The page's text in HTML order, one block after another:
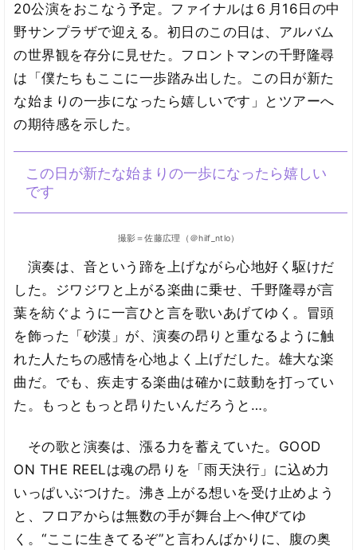
20公演をおこなう予定。ファイナルは６月16日の中
野サンプラザで迎える。初日のこの日は、アルバム
の世界観を存分に見せた。フロントマンの千野隆尋
は「僕たちもここに一歩踏み出した。この日が新た
な始まりの一歩になったら嬉しいです」とツアーへ
の期待感を示した。
この日が新たな始まりの一歩になったら嬉しい
です
撮影＝佐藤広理（＠hilf_ntlo）
演奏は、音という蹄を上げながら心地好く駆けだ
した。ジワジワと上がる楽曲に乗せ、千野隆尋が言
葉を紡ぐように一言ひと言を歌いあげてゆく。冒頭
を飾った「砂漠」が、演奏の昂りと重なるように触
れた人たちの感情を心地よく上げだした。雄大な楽
曲だ。でも、疾走する楽曲は確かに鼓動を打ってい
た。もっともっと昂りたいんだろうと…。
その歌と演奏は、漲る力を蓄えていた。GOOD
ON THE REELは魂の昂りを「雨天決行」に込め力
いっぱいぶつけた。沸き上がる想いを受け止めよう
と、フロアからは無数の手が舞台上へ伸びてゆ
く。“ここに生きてるぞ”と言わんばかりに、腹の奥